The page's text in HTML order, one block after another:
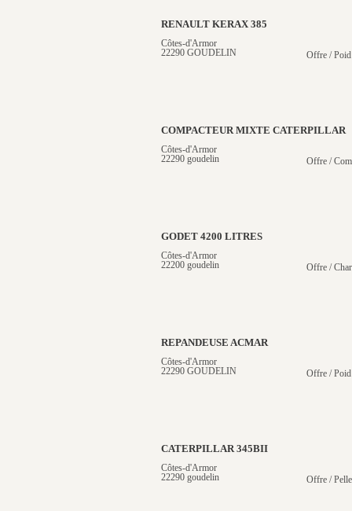
RENAULT KERAX 385
Côtes-d'Armor
22290 GOUDELIN
Offre /
COMPACTEUR MIXTE CATERPILLAR
Côtes-d'Armor
22290 goudelin
Offre /
GODET 4200 LITRES
Côtes-d'Armor
22200 goudelin
Offre /
REPANDEUSE ACMAR
Côtes-d'Armor
22290 GOUDELIN
Offre /
CATERPILLAR 345BII
Côtes-d'Armor
22290 goudelin
Offre /